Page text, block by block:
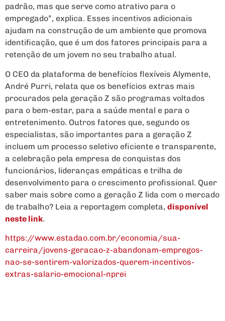
padrão, mas que serve como atrativo para o
empregado”, explica. Esses incentivos adicionais
ajudam na construção de um ambiente que promova
identificação, que é um dos fatores principais para a
retenção de um jovem no seu trabalho atual.
O CEO da plataforma de benefícios flexíveis Alymente,
André Purri, relata que os benefícios extras mais
procurados pela geração Z são programas voltados
para o bem-estar, para a saúde mental e para o
entretenimento. Outros fatores que, segundo os
especialistas, são importantes para a geração Z
incluem um processo seletivo eficiente e transparente,
a celebração pela empresa de conquistas dos
funcionários, lideranças empáticas e trilha de
desenvolvimento para o crescimento profissional. Quer
saber mais sobre como a geração Z lida com o mercado
de trabalho? Leia a reportagem completa, disponível
neste link.
https://www.estadao.com.br/economia/sua-
carreira/jovens-geracao-z-abandonam-empregos-
nao-se-sentirem-valorizados-querem-incentivos-
extras-salario-emocional-nprei